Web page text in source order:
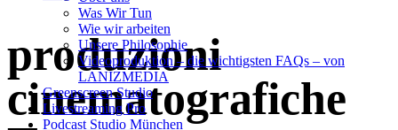
Was Wir Tun
Wie wir arbeiten
Unsere Philosophie
Videoproduktion – die wichtigsten FAQs – von
LANIZMEDIA
Greenscreen Studio
Livestreaming Pro
Podcast Studio München
produzioni
cinematografiche